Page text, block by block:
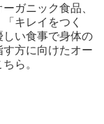
ガニック食品、
キレイをつく
い食事で身体の
方に向けたオー
ら。